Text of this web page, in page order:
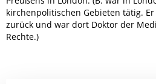
kirchenpolitischen Gebieten tätig.
zurück und war dort Doktor der
Rechte.)